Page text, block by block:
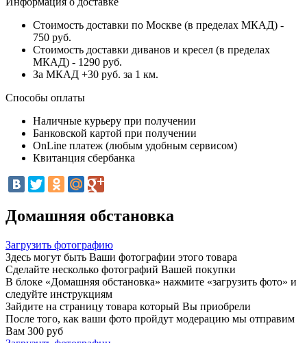
Стоимость доставки по Москве (в пределах МКАД) -
750 руб.
Стоимость доставки диванов и кресел (в пределах
МКАД) - 1290 руб.
За МКАД +30 руб. за 1 км.
Способы оплаты
Наличные курьеру при получении
Банковской картой при получении
OnLine платеж (любым удобным сервисом)
Квитанция сбербанка
Домашняя обстановка
Загрузить фотографию
Здесь могут быть Ваши фотографии этого товара
Сделайте несколько фотографий Вашей покупки
В блоке «Домашняя обстановка» нажмите «загрузить фото» и
следуйте инструкциям
Зайдите на страницу товара который Вы приобрели
После того, как ваши фото пройдут модерацию мы отправим
Вам 300 руб